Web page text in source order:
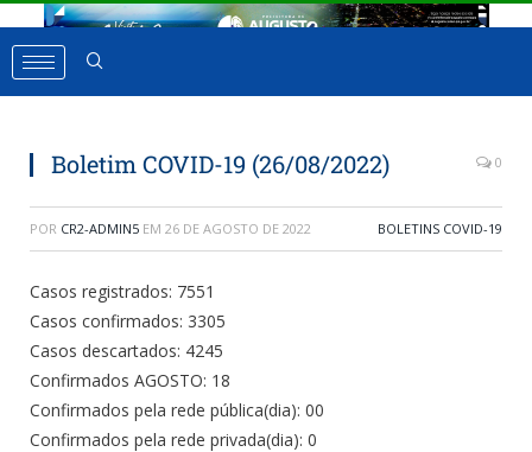
Boletim COVID-19 (26/08/2022) 0
POR CR2-ADMIN5 EM 26 DE AGOSTO DE 2022 BOLETINS COVID-19
Casos registrados: 7551
Casos confirmados: 3305
Casos descartados: 4245
Confirmados AGOSTO: 18
Confirmados pela rede pública(dia): 00
Confirmados pela rede privada(dia): 0